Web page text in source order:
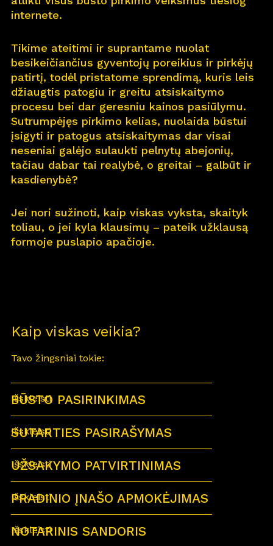
Apiemus
Karjera 11
Naujienos
Nauj ų namų kortelė
Kontaktai
internete.
Tikime ateitimi ir suprantame nuolat
besikeičiančius gyventojų poreikius ir pirkėjų
patirtį, todėl pristatome sprendimą, kuris leis
džiaugtis patogiu ir greitu atsiskaitymo
procesu bei dar geresniu kainos pasiūlymu.
Sutrumpėjęs pirkimo kelias, nuolaida būstui
įsigyti ir patogus atsiskaitymas dar visai
neseniai galėjo sulaukti pelnytų abejonių,
tačiau dabar tai realybė, o greitai – galbūt ir
kasdienybė?
Jei nori sužinoti, kaip viskas vyksta, skaityk
toliau, o jei kyla klausimų – pateik užklausą
formoje puslapio apačioje.
Kaip viskas veikia?
Tavo žingsniai tokie:
Išskleisti
BŪSTO PASIRINKIMAS
Išskleisti
SUTARTIES PASIRAŠYMAS
Išskleisti
UŽSAKYMO PATVIRTINIMAS
Išskleisti
PRADINIO ĮNAŠO APMOKĖJIMAS
Išskleisti
NOTARINIS SANDORIS